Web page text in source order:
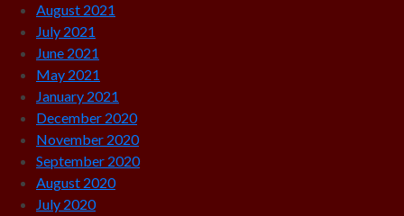
August 2021
July 2021
June 2021
May 2021
January 2021
December 2020
November 2020
September 2020
August 2020
July 2020